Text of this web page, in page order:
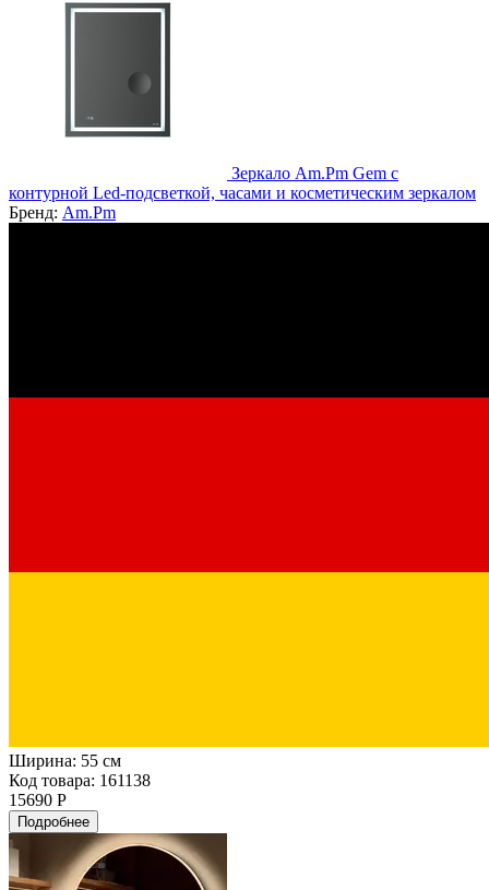
Зеркало Am.Pm Gem с
контурной Led-подсветкой, часами и косметическим зеркалом
Бренд: Am.Pm
Ширина: 55 см
Код товара: 161138
15690 Р
Подробнее